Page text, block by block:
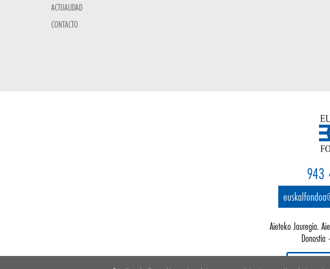
ACTUALIDAD
CONTACTO
943
Aieteko Jauregia.
Donostia